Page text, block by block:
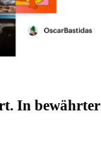
In bewährter